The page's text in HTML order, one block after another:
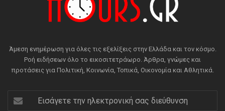
Άμεση ενημέρωση για όλες τις εξελίξεις στην Ελλάδα και τον κόσμο.
Ροή ειδήσεων όλο το εικοσιτετράωρο. Άρθρα, γνώμες και
προτάσεις για Πολιτική, Κοινωνία, Τοπικά, Οικονομία και Αθλητικά.
Εισάγετε
την